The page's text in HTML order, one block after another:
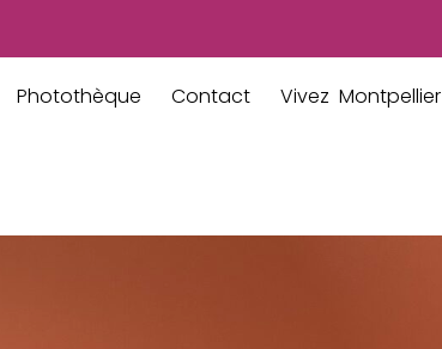
Photothèque Contact Vivez Montpellier